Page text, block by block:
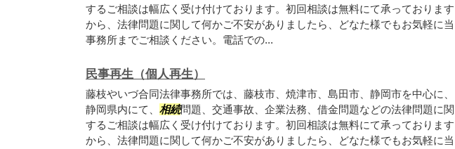
するご相談は幅広く受け付けております。初回相談は無料にて承っております
から、法律問題に関して何かご不安がありましたら、どなた様でもお気軽に当
事務所までご相談ください。電話での...
民事再生（個人再生）
藤枝やいづ合同法律事務所では、藤枝市、焼津市、島田市、静岡市を中心に、
静岡県内にて、 相続問題、交通事故、企業法務、借金問題などの法律問題に関
するご相談は幅広く受け付けております。初回相談は無料にて承っております
から、法律問題に関して何かご不安がありましたら、どなた様でもお気軽に当